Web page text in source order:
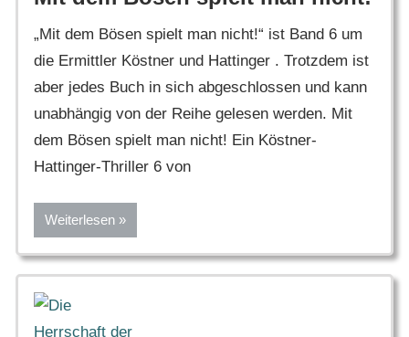
„Mit dem Bösen spielt man nicht!“ ist Band 6 um
die Ermittler Köstner und Hattinger . Trotzdem ist
aber jedes Buch in sich abgeschlossen und kann
unabhängig von der Reihe gelesen werden. Mit
dem Bösen spielt man nicht! Ein Köstner-
Hattinger-Thriller 6 von
Weiterlesen